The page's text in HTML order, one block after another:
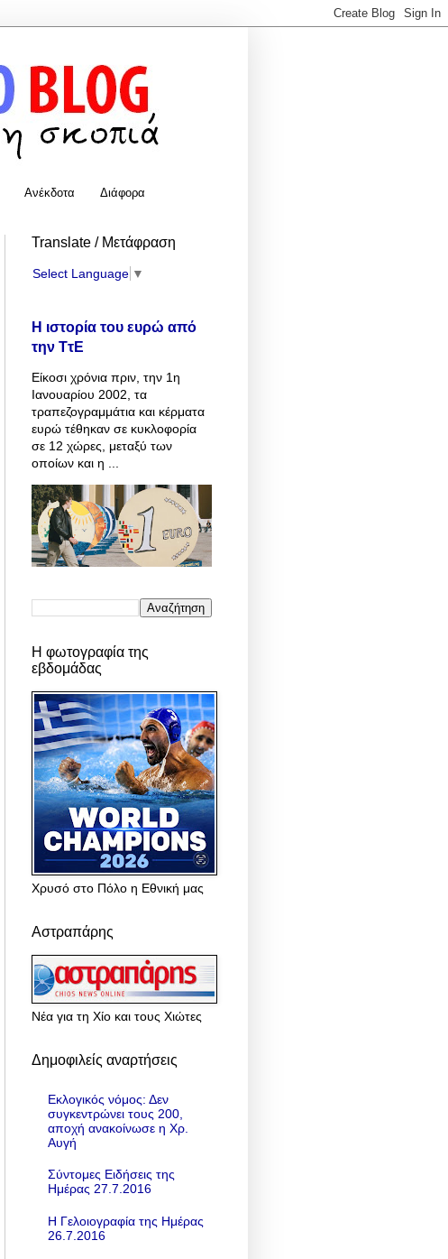
Ανέκδοτα Διάφορα
Translate / Μετάφραση
Select Language ▼
Η ιστορία του ευρώ από
την ΤτΕ
Είκοσι χρόνια πριν, την 1η
Ιανουαρίου 2002, τα
τραπεζογραμμάτια και κέρματα
ευρώ τέθηκαν σε κυκλοφορία
σε 12 χώρες, μεταξύ των
οποίων και η ...
Η φωτογραφία της
εβδομάδας
Χρυσό στο Πόλο η Εθνική μας
Αστραπάρης
Νέα για τη Χίο και τους Χιώτες
Δημοφιλείς αναρτήσεις
Εκλογικός νόμος: Δεν
συγκεντρώνει τους 200,
αποχή ανακοίνωσε η Χρ.
Αυγή
Σύντομες Ειδήσεις της
Ημέρας 27.7.2016
Η Γελοιογραφία της Ημέρας
26.7.2016